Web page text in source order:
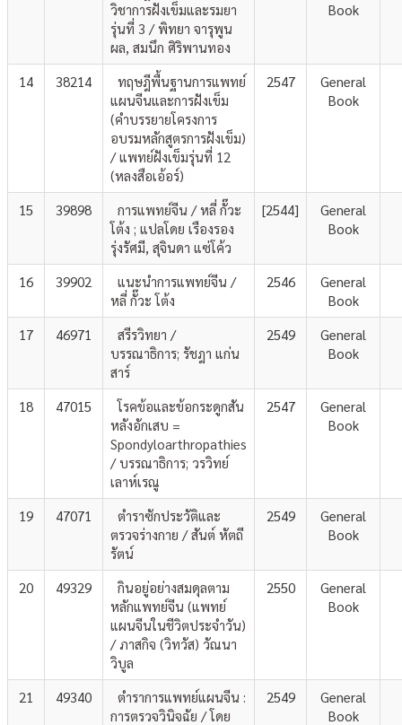
วิชาการฝังเข็มและรมยา
รุ่นที่ 3 / พิทยา จารุพูน
ผล, สมนึก ศิริพานทอง
Book
14 38214
ทฤษฎีพื้นฐานการแพทย์
แผนจีนและการฝังเข็ม
(คำบรรยายโครงการ
อบรมหลักสูตรการฝังเข็ม)
/ แพทย์ฝังเข็มรุ่นที่ 12
(หลงสือเอ้อร์)
2547
General
Book
15 39898
การแพทย์จีน / หลี่ กั๊วะ
โต้ง ; แปลโดย เรืองรอง
รุ่งรัศมี, สุจินดา แซ่โค้ว
[2544]
General
Book
16 39902
แนะนำการแพทย์จีน /
หลี่ กั๊วะ โต้ง
2546
General
Book
17
46971
สรีรวิทยา /
บรรณาธิการ; รัชฎา แก่น
สาร์
2549
General
Book
18 47015
โรคข้อและข้อกระดูกสัน
หลังอักเสบ =
Spondyloarthropathies
/ บรรณาธิการ; วรวิทย์
เลาห์เรณู
2547
General
Book
19 47071
ตำราซักประวัติและ
ตรวจร่างกาย / สันต์ หัตถี
รัตน์
2549
General
Book
20 49329
กินอยู่อย่างสมดุลตาม
หลักแพทย์จีน (แพทย์
แผนจีนในชีวิตประจำวัน)
/ ภาสกิจ (วิทวัส) วัณนา
วิบูล
2550
General
Book
21 49340
ตำราการแพทย์แผนจีน :
การตรวจวินิจฉัย / โดย
2549
General
Book